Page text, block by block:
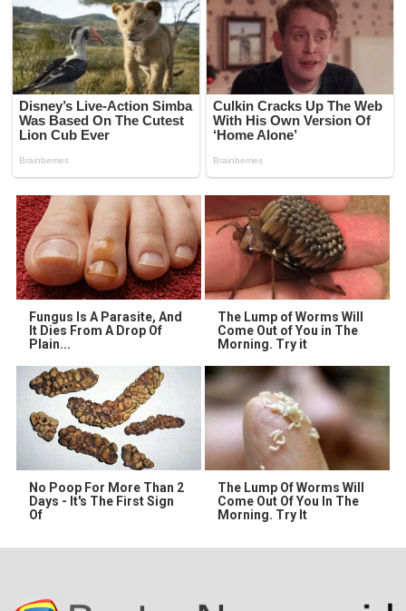
Fungus Is A Parasite, And
It Dies From A Drop Of
Plain...
The Lump of Worms Will
Come Out of You in The
Morning. Try it
No Poop For More Than 2
Days - It's The First Sign
Of
The Lump Of Worms Will
Come Out Of You In The
Morning. Try It